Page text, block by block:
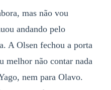
mas não vou
andando pelo
A Olsen fechou a porta
melhor não contar nada
nem para Olavo.